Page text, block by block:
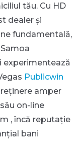
tău. Cu HD
dealer și
fundamentală,
experimentează
Publicwin
amper
on-line
, încă reputație
bani